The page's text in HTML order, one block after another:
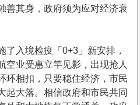
善其身，政府须为应对经济衰
了入境检疫「0+3」新安排，
空业受惠立竿见影，出现抢人
环相扣，只要稳住经济，市民
起大落。相信政府和市民共同